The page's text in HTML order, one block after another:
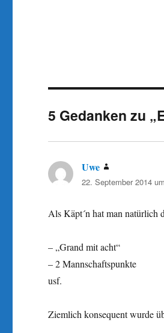
5 Gedanken zu
Uwe
22. September 2014
Als Käpt´n hat man natürlich
– „Grand mit acht“
– 2 Mannschaftspunkte
usf.
Ziemlich konsequent wurde